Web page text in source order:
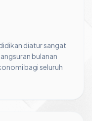
diatur sangat
bulanan
bagi seluruh